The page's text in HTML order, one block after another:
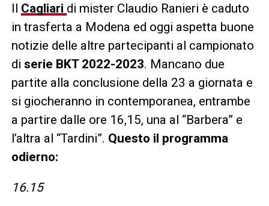
Il Cagliari di mister Claudio Ranieri è caduto
in trasferta a Modena ed oggi aspetta buone
notizie delle altre partecipanti al campionato
di serie BKT 2022-2023. Mancano due
partite alla conclusione della 23 a giornata e
si giocheranno in contemporanea, entrambe
a partire dalle ore 16,15, una al “Barbera” e
l’altra al “Tardini”. Questo il programma
odierno:
16.15